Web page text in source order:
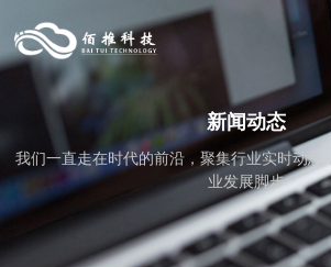
新闻动态
我们一直走在时代的前沿，聚集行业实时动态
业发展脚步